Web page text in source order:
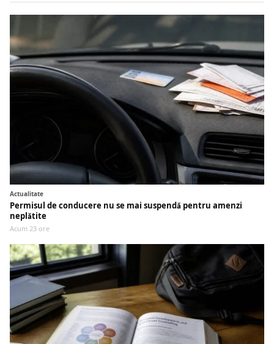
Actualitate
Permisul de conducere nu se mai suspendă pentru amenzi
neplătite
Acum 23 ore